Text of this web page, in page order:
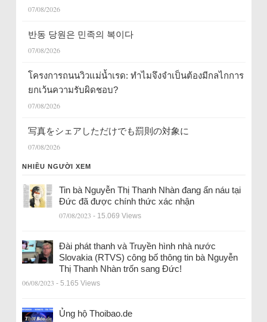
07/08/2026
반동 당원은 민족의 복이다
07/08/2026
โครงการถนนวิวแม่น้ำเรด: ทำไมจึงจำเป็นต้องมีกลไกการ
ยกเว้นความรับผิดชอบ?
07/08/2026
写真をシェアしただけでも罰則の対象に
07/08/2026
NHIỀU NGƯỜI XEM
Tin bà Nguyễn Thị Thanh Nhàn đang ẩn náu tại
Đức đã được chính thức xác nhận
07/08/2023 - 15.069 Views
Đài phát thanh và Truyền hình nhà nước
Slovakia (RTVS) công bố thông tin bà Nguyễn
Thị Thanh Nhàn trốn sang Đức!
06/08/2023 - 5.165 Views
Ủng hộ Thoibao.de